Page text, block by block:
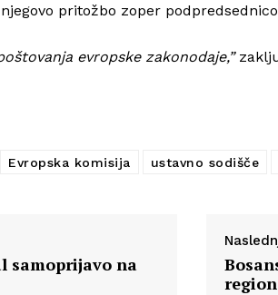
pritožbo zoper
evropske zakonodaje,”
Evropska komisija ustavno sodišče
samoprijavo na